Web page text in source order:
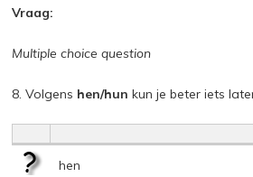
Vraag:
Multiple choice question
8. Volgens hen/hun kun je beter iets
hen